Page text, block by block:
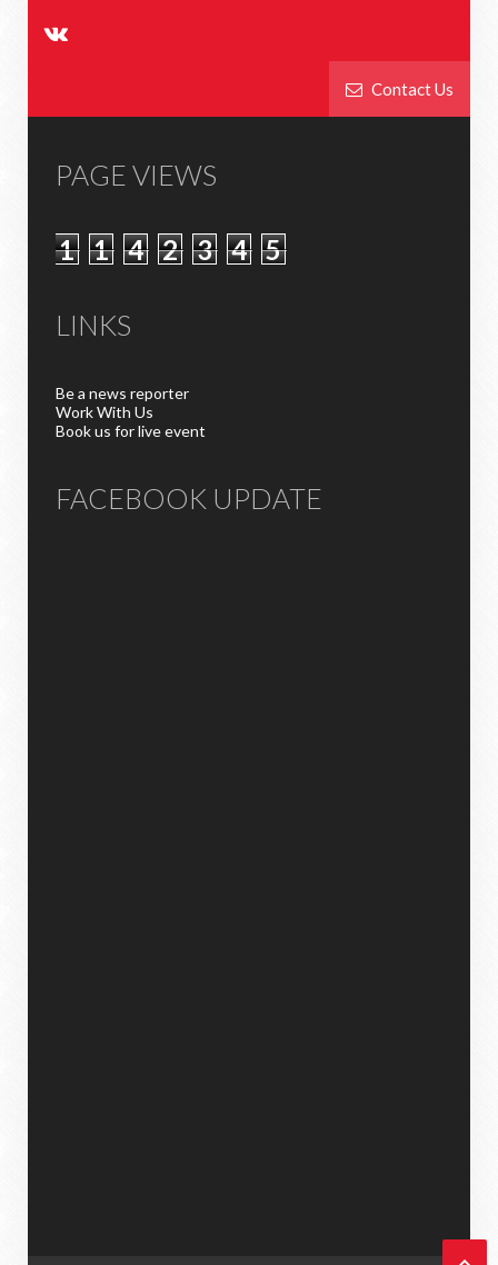
Contact Us
PAGE VIEWS
1 1 4 2 3 4 5
LINKS
Be a news reporter
Work With Us
Book us for live event
FACEBOOK UPDATE